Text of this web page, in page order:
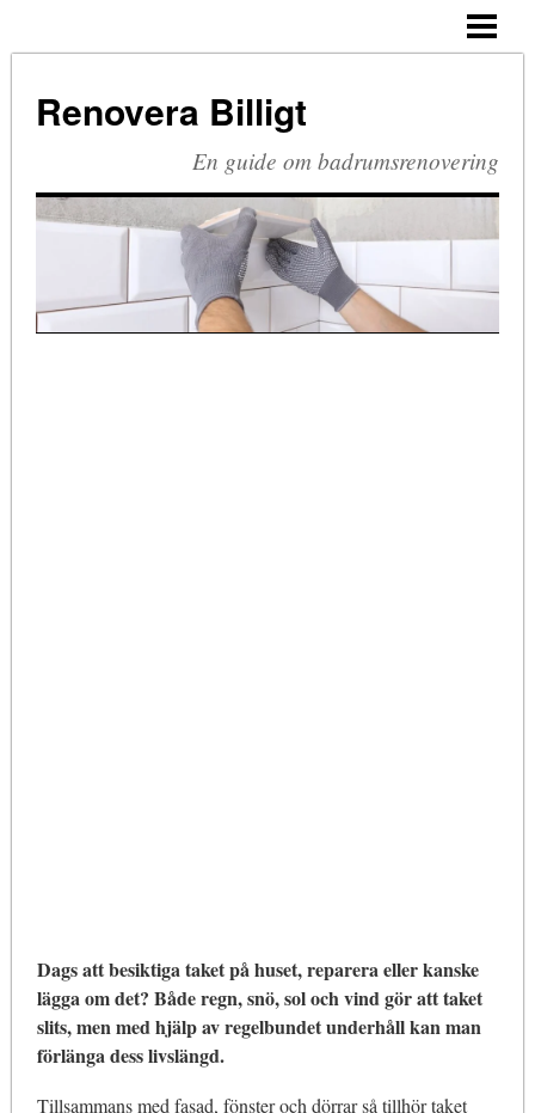
TA BORT SILIKON
RIVA KAKEL
Renovera Billigt
En guide om badrumsrenovering
Dags att besiktiga taket på huset, reparera eller kanske
lägga om det? Både regn, snö, sol och vind gör att taket
slits, men med hjälp av regelbundet underhåll kan man
förlänga dess livslängd.
Tillsammans med fasad, fönster och dörrar så tillhör taket